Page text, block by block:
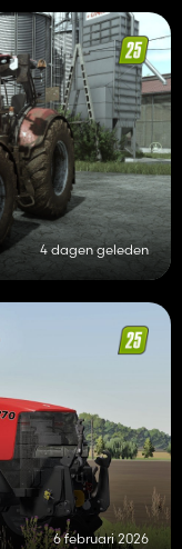
4 dagen geleden
6 februari 2026